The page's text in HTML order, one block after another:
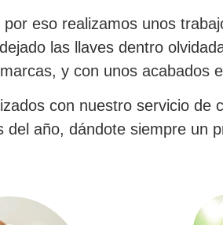
eso realizamos unos
las llaves dentro
y con unos acabados
con nuestro servicio de
año, dándote siempre un